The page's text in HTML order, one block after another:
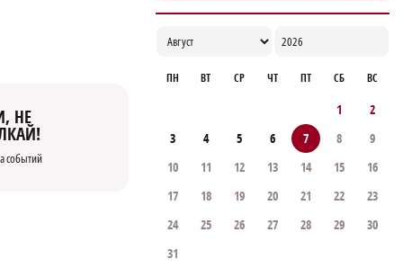
НЕ
событий
ПН ВТ СР ЧТ ПТ СБ ВС
1
2
3
4 5 6 7 8
9
10
11 12 13 14 15
16
17
18 19 20 21 22
23
24
25 26 27 28 29
30
31